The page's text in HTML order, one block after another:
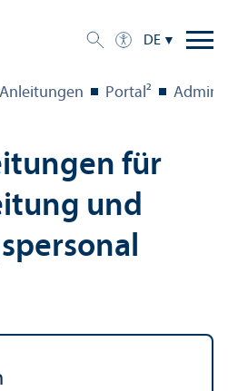
DE
Anleitungen Portal²
für
und